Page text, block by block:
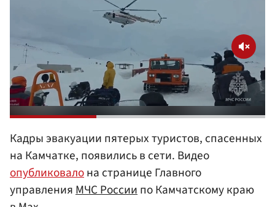
Кадры эвакуации пятерых туристов, спасенных
на Камчатке, появились в сети. Видео
опубликовалона странице Главного
управленияМЧС Россиипо Камчатскому краю